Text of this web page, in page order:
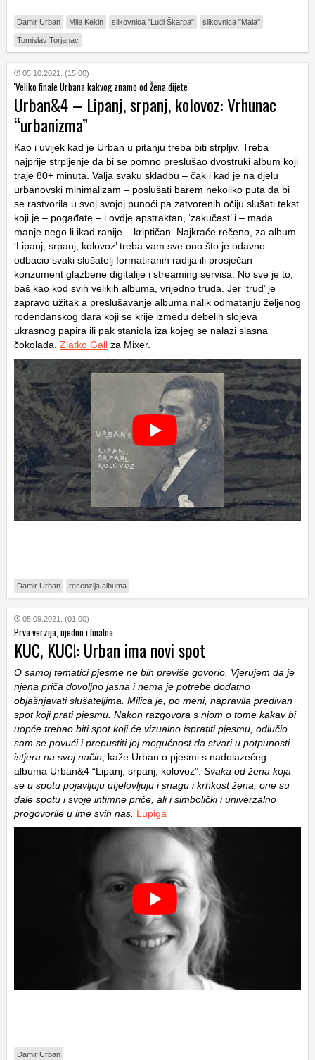
Damir Urban Mile Kekin slikovnica "Ludi Škarpa" slikovnica "Mala"
Tomislav Torjanac
05.10.2021. (15:00)
'Veliko finale Urbana kakvog znamo od Žena dijete'
Urban&4 – Lipanj, srpanj, kolovoz: Vrhunac
“urbanizma”
Kao i uvijek kad je Urban u pitanju treba biti strpljiv. Treba
najprije strpljenje da bi se pomno preslušao dvostruki album koji
traje 80+ minuta. Valja svaku skladbu – čak i kad je na djelu
urbanovski minimalizam – poslušati barem nekoliko puta da bi
se rastvorila u svoj svojoj punoći pa zatvorenih očiju slušati tekst
koji je – pogađate – i ovdje apstraktan, ‘zakučast’ i – mada
manje nego li ikad ranije – kriptičan. Najkraće rečeno, za album
‘Lipanj, srpanj, kolovoz’ treba vam sve ono što je odavno
odbacio svaki slušatelj formatiranih radija ili prosječan
konzument glazbene digitalije i streaming servisa. No sve je to,
baš kao kod svih velikih albuma, vrijedno truda. Jer ‘trud’ je
zapravo užitak a preslušavanje albuma nalik odmatanju željenog
rođendanskog dara koji se krije između debelih slojeva
ukrasnog papira ili pak staniola iza kojeg se nalazi slasna
čokolada. Zlatko Gall za Mixer.
Damir Urban recenzija albuma
05.09.2021. (01:00)
Prva verzija, ujedno i finalna
KUC, KUC!: Urban ima novi spot
O samoj tematici pjesme ne bih previše govorio. Vjerujem da je
njena priča dovoljno jasna i nema je potrebe dodatno
objašnjavati slušateljima. Milica je, po meni, napravila predivan
spot koji prati pjesmu. Nakon razgovora s njom o tome kakav bi
uopće trebao biti spot koji će vizualno ispratiti pjesmu, odlučio
sam se povući i prepustiti joj mogućnost da stvari u potpunosti
istjera na svoj način , kaže Urban o pjesmi s nadolazećeg
albuma Urban&4 “Lipanj, srpanj, kolovoz”. Svaka od žena koja
se u spotu pojavljuju utjelovljuju i snagu i krhkost žena, one su
dale spotu i svoje intimne priče, ali i simbolički i univerzalno
progovorile u ime svih nas. Lupiga
Damir Urban